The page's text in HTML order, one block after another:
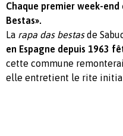
Chaque premier week-
Bestas».
La rapa das bestasde
en Espagne depuis 1963
cette commune
elle entretient le rite